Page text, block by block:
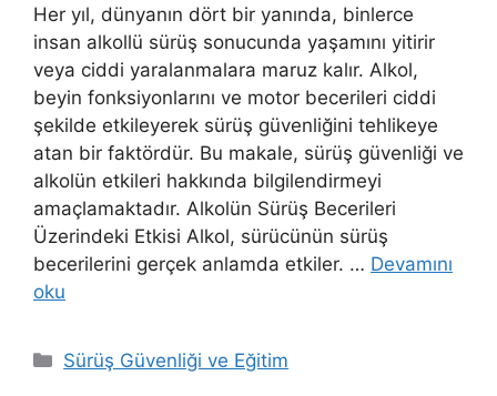
Her yıl, dünyanın dört bir yanında, binlerce
insan alkollü sürüş sonucunda yaşamını yitirir
veya ciddi yaralanmalara maruz kalır. Alkol,
beyin fonksiyonlarını ve motor becerileri ciddi
şekilde etkileyerek sürüş güvenliğini tehlikeye
atan bir faktördür. Bu makale, sürüş güvenliği ve
alkolün etkileri hakkında bilgilendirmeyi
amaçlamaktadır. Alkolün Sürüş Becerileri
Üzerindeki Etkisi Alkol, sürücünün sürüş
becerilerini gerçek anlamda etkiler. … Devamını
oku
K
Sürüş Güvenliği ve Eğitim